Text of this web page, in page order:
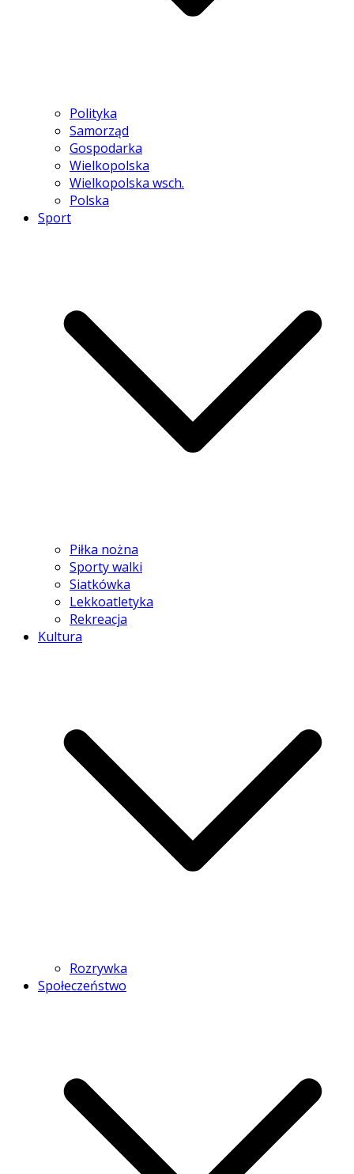
Polityka
Samorząd
Gospodarka
Wielkopolska
Wielkopolska wsch.
Polska
Sport
Piłka nożna
Sporty walki
Siatkówka
Lekkoatletyka
Rekreacja
Kultura
Rozrywka
Społeczeństwo